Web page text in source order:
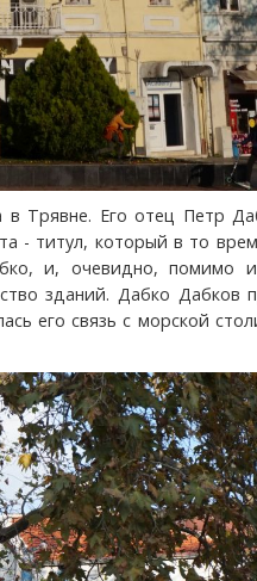
Трявне. Его отец Петр
- титул, который в то
и, очевидно, помимо
зданий. Дабко Дабков
его связь с морской